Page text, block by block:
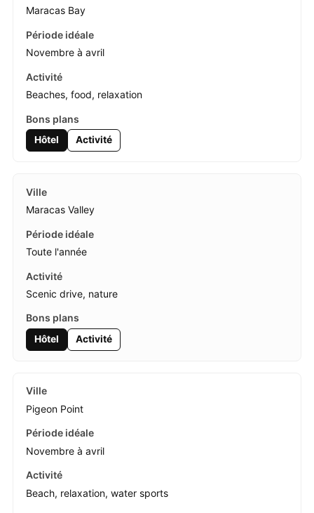
Maracas Bay
Novembre à avril
Beaches, food, relaxation
Hôtel Activité
Maracas Valley
Toute l'année
Scenic drive, nature
Hôtel Activité
Pigeon Point
Novembre à avril
Beach, relaxation, water sports